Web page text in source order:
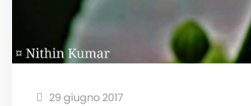
29 giugno 2017